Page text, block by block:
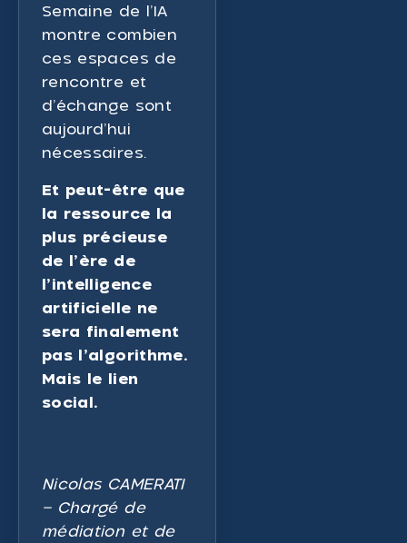
Semaine de l’IA
montre combien
ces espaces de
rencontre et
d’échange sont
aujourd’hui
nécessaires.
Et peut-être que
la ressource la
plus précieuse
de l’ère de
l’intelligence
artificielle ne
sera finalement
pas l’algorithme.
Mais le lien
social.
Nicolas CAMERATI
– Chargé de
médiation et de